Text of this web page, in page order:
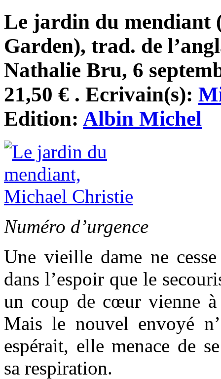
Le jardin du mendiant
Garden), trad. de
Nathalie Bru, 6
21,50 € . Ecrivain(s):
Edition: Albin Michel
Numéro d’urgence
Une vieille dame ne
dans l’espoir que le
un coup de cœur vienne à
Mais le nouvel envoyé
espérait, elle menace de
sa respiration.